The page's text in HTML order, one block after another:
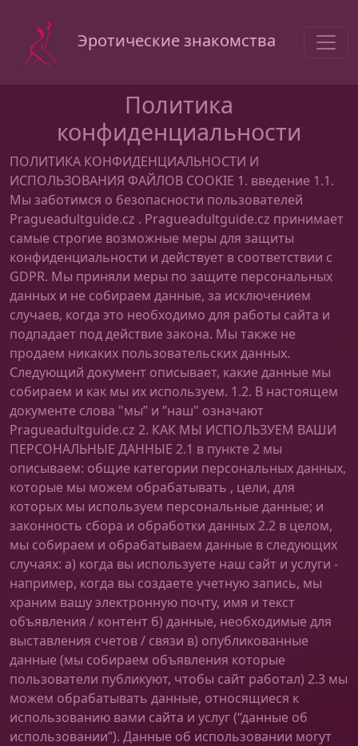
Эротические знакомства
Политика
конфиденциальности
ПОЛИТИКА КОНФИДЕНЦИАЛЬНОСТИ И
ИСПОЛЬЗОВАНИЯ ФАЙЛОВ COOKIE 1. введение 1.1.
Мы заботимся о безопасности пользователей
Pragueadultguide.cz . Pragueadultguide.cz принимает
самые строгие возможные меры для защиты
конфиденциальности и действует в соответствии с
GDPR. Мы приняли меры по защите персональных
данных и не собираем данные, за исключением
случаев, когда это необходимо для работы сайта и
подпадает под действие закона. Мы также не
продаем никаких пользовательских данных.
Следующий документ описывает, какие данные мы
собираем и как мы их используем. 1.2. В настоящем
документе слова "мы” и ”наш" означают
Pragueadultguide.cz 2. КАК МЫ ИСПОЛЬЗУЕМ ВАШИ
ПЕРСОНАЛЬНЫЕ ДАННЫЕ 2.1 в пункте 2 мы
описываем: общие категории персональных данных,
которые мы можем обрабатывать , цели, для
которых мы используем персональные данные; и
законность сбора и обработки данных 2.2 в целом,
мы собираем и обрабатываем данные в следующих
случаях: а) когда вы используете наш сайт и услуги -
например, когда вы создаете учетную запись, мы
храним вашу электронную почту, имя и текст
объявления / контент б) данные, необходимые для
выставления счетов / связи в) опубликованные
данные (мы собираем объявления которые
пользователи публикуют, чтобы сайт работал) 2.3 мы
можем обрабатывать данные, относящиеся к
использованию вами сайта и услуг (“данные об
использовании”). Данные об использовании могут